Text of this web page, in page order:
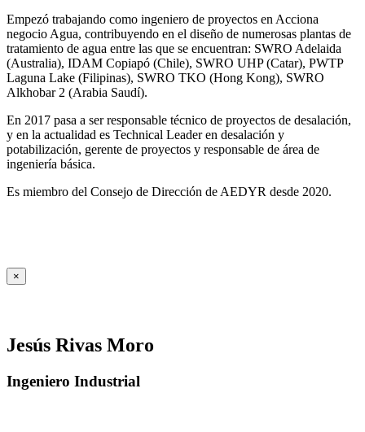
Empezó trabajando como ingeniero de proyectos en Acciona
negocio Agua, contribuyendo en el diseño de numerosas plantas de
tratamiento de agua entre las que se encuentran: SWRO Adelaida
(Australia), IDAM Copiapó (Chile), SWRO UHP (Catar), PWTP
Laguna Lake (Filipinas), SWRO TKO (Hong Kong), SWRO
Alkhobar 2 (Arabia Saudí).
En 2017 pasa a ser responsable técnico de proyectos de desalación,
y en la actualidad es Technical Leader en desalación y
potabilización, gerente de proyectos y responsable de área de
ingeniería básica.
Es miembro del Consejo de Dirección de AEDYR desde 2020.
×
Jesús Rivas Moro
Ingeniero Industrial